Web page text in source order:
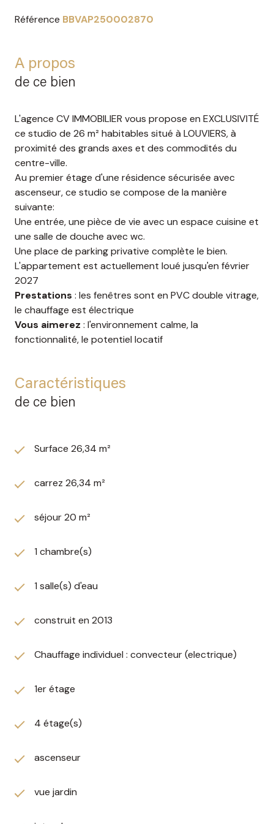
Référence BBVAP250002870
A propos
de ce bien
L'agence CV IMMOBILIER vous propose en EXCLUSIVITÉ
ce studio de 26 m² habitables situé à LOUVIERS, à
proximité des grands axes et des commodités du
centre-ville.
Au premier étage d'une résidence sécurisée avec
ascenseur, ce studio se compose de la manière
suivante:
Une entrée, une pièce de vie avec un espace cuisine et
une salle de douche avec wc.
Une place de parking privative complète le bien.
L'appartement est actuellement loué jusqu'en février
2027
Prestations : les fenêtres sont en PVC double vitrage,
le chauffage est électrique
Vous aimerez : l'environnement calme, la
fonctionnalité, le potentiel locatif
Caractéristiques
de ce bien
Surface 26,34 m²
carrez 26,34 m²
séjour 20 m²
1 chambre(s)
1 salle(s) d'eau
construit en 2013
Chauffage individuel : convecteur (electrique)
1er étage
4 étage(s)
ascenseur
vue jardin